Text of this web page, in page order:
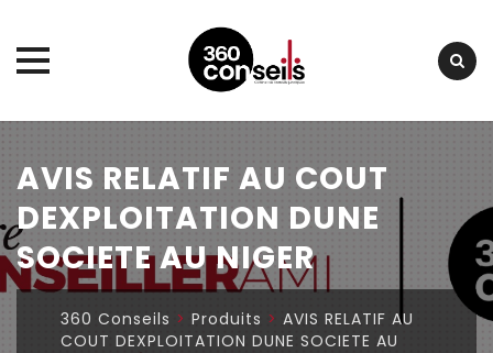
content
AVIS RELATIF AU COUT
DEXPLOITATION DUNE
SOCIETE AU NIGER
360 Conseils > Produits > AVIS RELATIF AU
COUT DEXPLOITATION DUNE SOCIETE AU